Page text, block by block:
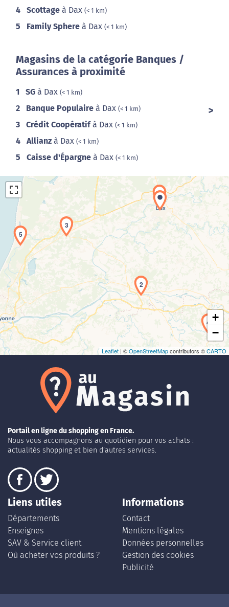
4 Scottage à Dax (< 1 km)
5 Family Sphere à Dax (< 1 km)
Magasins de la catégorie Banques /
Assurances à proximité
1 SG à Dax (< 1 km)
2 Banque Populaire à Dax (< 1 km)
3 Crédit Coopératifà Dax (< 1 km)
4 Allianz à Dax (< 1 km)
5 Caisse d'Épargne à Dax (< 1 km)
Chargement de la carte en cours...
1
2
3
4
5
+
−
Leaflet | ©OpenStreetMapcontributors ©CARTO
Portail en ligne du shopping en France.
Nous vous accompagnons au quotidien pour vos achats :
actualités shopping et bien d’autres services.
Liens utiles
Départements
Enseignes
SAV & Service client
Où acheter vos produits ?
Informations
Contact
Mentions légales
Données personnelles
Gestion des cookies
Publicité